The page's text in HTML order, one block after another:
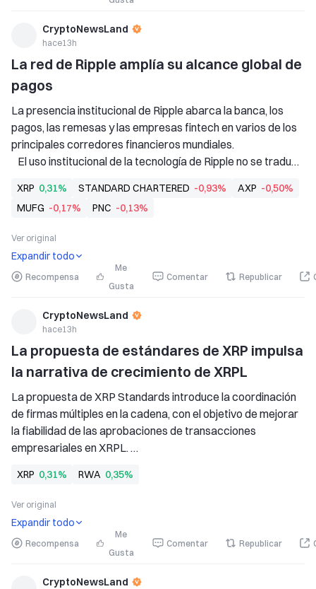
CryptoNewsLand
hace13h
La red de Ripple amplía su alcance global de
pagos
La presencia institucional de Ripple abarca la banca, los
pagos, las remesas y las empresas fintech en varios de los
principales corredores financieros mundiales.
   El uso institucional de la tecnología de Ripple no se traduce
requisitos sostenidos de liquidez del token.
   Utilidad de XRP
XRP 0,31% STANDARD CHARTERED -0,93% AXP -0,50%
MUFG -0,17% PNC -0,13%
Ver original
Expandir todo
Recompensa
Me
Gusta
Comentar Republicar
CryptoNewsLand
hace13h
La propuesta de estándares de XRP impulsa
la narrativa de crecimiento de XRPL
La propuesta de XRP Standards introduce la coordinación
de firmas múltiples en la cadena, con el objetivo de mejorar
la fiabilidad de las aprobaciones de transacciones
empresariales en XRPL.
titulares de RWA, mientras el valor de los activos
representados superó los 4000 millones en activos
tokenizados.
XRP 0,31% RWA 0,35%
Ver original
Expandir todo
Recompensa
Me
Gusta
Comentar Republicar
CryptoNewsLand